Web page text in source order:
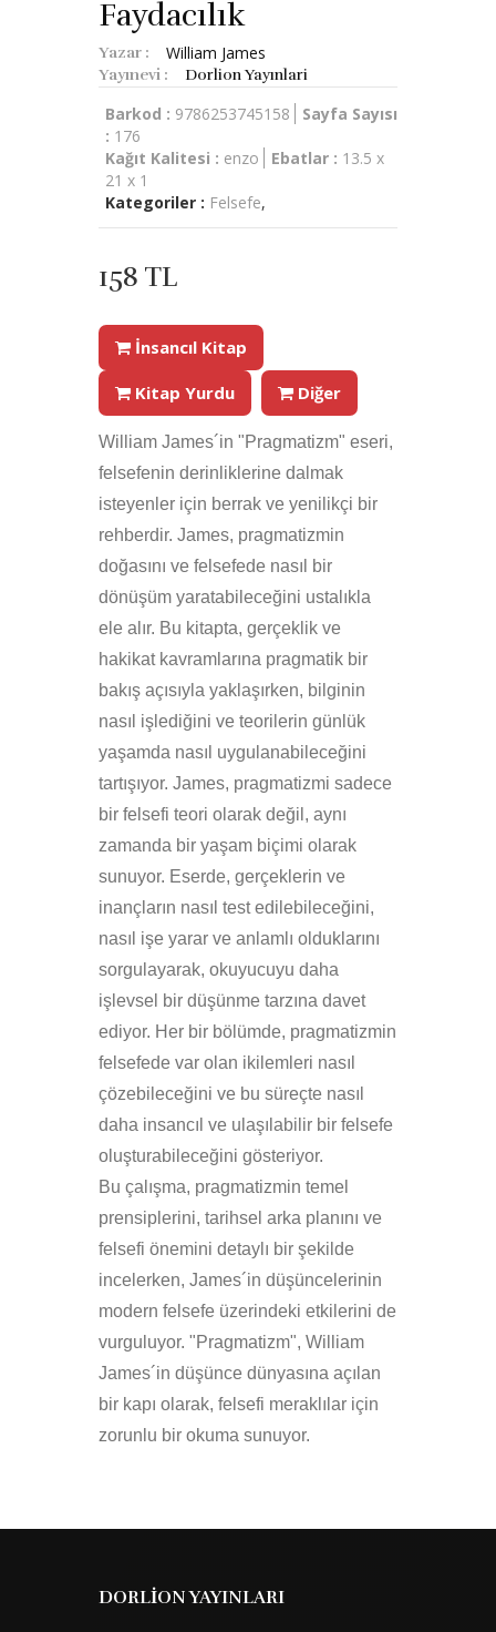
Faydacılık
Yazar : William James
Yayınevi : Dorlion Yayınlari
Barkod : 9786253745158
Sayfa Sayısı
: 176
Kağıt Kalitesi : enzo Ebatlar : 13.5 x
21 x 1
Kategoriler : Felsefe,
158 TL
İnsancıl Kitap
Kitap Yurdu Diğer
William James´in "Pragmatizm" eseri,
felsefenin derinliklerine dalmak
isteyenler için berrak ve yenilikçi bir
rehberdir. James, pragmatizmin
doğasını ve felsefede nasıl bir
dönüşüm yaratabileceğini ustalıkla
ele alır. Bu kitapta, gerçeklik ve
hakikat kavramlarına pragmatik bir
bakış açısıyla yaklaşırken, bilginin
nasıl işlediğini ve teorilerin günlük
yaşamda nasıl uygulanabileceğini
tartışıyor. James, pragmatizmi sadece
bir felsefi teori olarak değil, aynı
zamanda bir yaşam biçimi olarak
sunuyor. Eserde, gerçeklerin ve
inançların nasıl test edilebileceğini,
nasıl işe yarar ve anlamlı olduklarını
sorgulayarak, okuyucuyu daha
işlevsel bir düşünme tarzına davet
ediyor. Her bir bölümde, pragmatizmin
felsefede var olan ikilemleri nasıl
çözebileceğini ve bu süreçte nasıl
daha insancıl ve ulaşılabilir bir felsefe
oluşturabileceğini gösteriyor.
Bu çalışma, pragmatizmin temel
prensiplerini, tarihsel arka planını ve
felsefi önemini detaylı bir şekilde
incelerken, James´in düşüncelerinin
modern felsefe üzerindeki etkilerini de
vurguluyor. "Pragmatizm", William
James´in düşünce dünyasına açılan
bir kapı olarak, felsefi meraklılar için
zorunlu bir okuma sunuyor.
DORLİON YAYINLARI